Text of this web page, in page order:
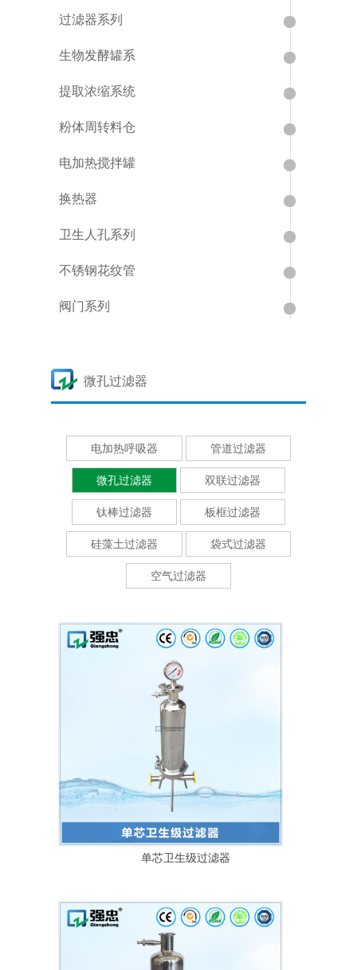
过滤器系列
生物发酵罐系
提取浓缩系统
粉体周转料仓
电加热搅拌罐
换热器
卫生人孔系列
不锈钢花纹管
阀门系列
微孔过滤器
电加热呼吸器 管道过滤器
微孔过滤器 双联过滤器
钛棒过滤器 板框过滤器
硅藻土过滤器 袋式过滤器
空气过滤器
单芯卫生级过滤器